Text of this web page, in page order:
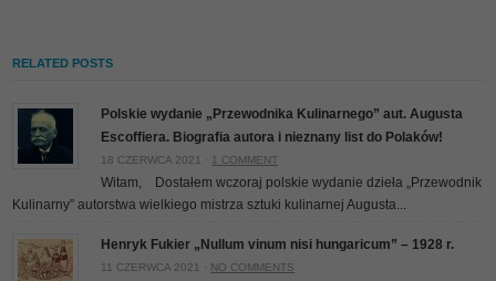
RELATED POSTS
Polskie wydanie „Przewodnika Kulinarnego” aut. Augusta
Escoffiera. Biografia autora i nieznany list do Polaków!
18 CZERWCA 2021 · 1 COMMENT
Witam, Dostałem wczoraj polskie wydanie dzieła „Przewodnik
Kulinarny” autorstwa wielkiego mistrza sztuki kulinarnej Augusta...
Henryk Fukier „Nullum vinum nisi hungaricum” – 1928 r.
11 CZERWCA 2021 · NO COMMENTS